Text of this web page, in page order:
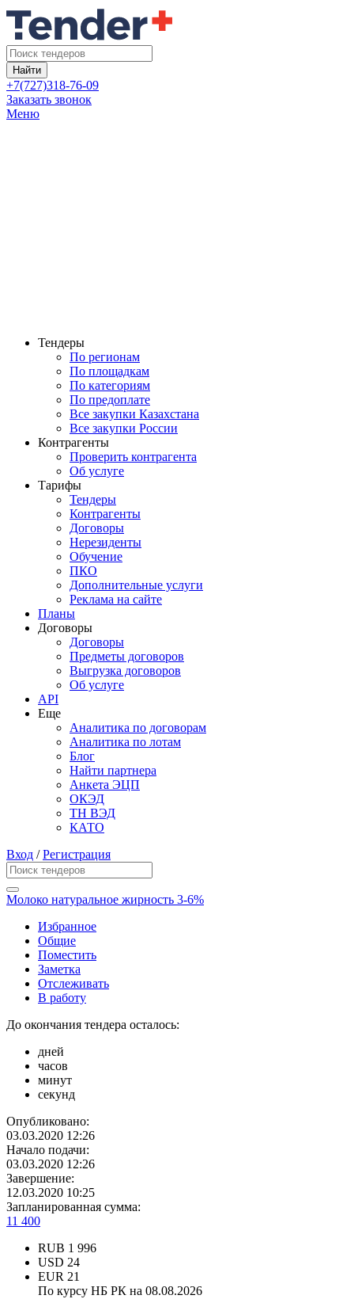
Найти
+7(727)318-76-09
Заказать звонок
Меню
Тендеры
По регионам
По площадкам
По категориям
По предоплате
Все закупки Казахстана
Все закупки России
Контрагенты
Проверить контрагента
Об услуге
Тарифы
Тендеры
Контрагенты
Договоры
Нерезиденты
Обучение
ПКО
Дополнительные услуги
Реклама на сайте
Планы
Договоры
Договоры
Предметы договоров
Выгрузка договоров
Об услуге
API
Еще
Аналитика по договорам
Аналитика по лотам
Блог
Найти партнера
Анкета ЭЦП
ОКЭД
ТН ВЭД
КАТО
Вход /Регистрация
Молоко натуральное жирность 3-6%
Избранное
Общие
Поместить
Заметка
Отслеживать
В работу
До окончания тендера осталось:
дней
часов
минут
секунд
Опубликовано:
03.03.2020 12:26
Начало подачи:
03.03.2020 12:26
Завершение:
12.03.2020 10:25
Запланированная сумма:
11 400
RUB 1 996
USD 24
EUR 21
По курсу НБ РК на 08.08.2026